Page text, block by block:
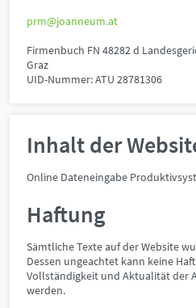
prm@joanneum.at
Firmenbuch FN 48282 d
Graz
UID-Nummer: ATU 28781306
Inhalt der
Online Dateneingabe
Haftung
Sämtliche Texte auf der Website
Dessen ungeachtet kann keine
Vollständigkeit und Aktualität der
werden.